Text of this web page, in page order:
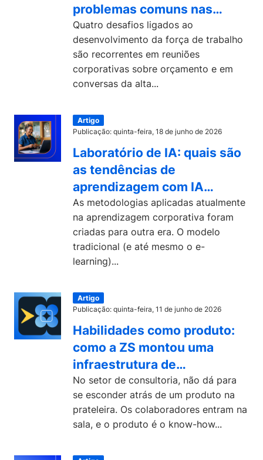
problemas comuns nas
empresas
Quatro desafios ligados ao
desenvolvimento da força de trabalho
são recorrentes em reuniões
corporativas sobre orçamento e em
conversas da alta...
Artigo
Publicação: quinta-feira, 18 de junho de 2026
Laboratório de IA: quais são
as tendências de
aprendizagem com IA
previstas para 2027
As metodologias aplicadas atualmente
na aprendizagem corporativa foram
criadas para outra era. O modelo
tradicional (e até mesmo o e-
learning)...
Artigo
Publicação: quinta-feira, 11 de junho de 2026
Habilidades como produto:
como a ZS montou uma
infraestrutura de
aprendizagem no setor de
consultoria
No setor de consultoria, não dá para
se esconder atrás de um produto na
prateleira. Os colaboradores entram na
sala, e o produto é o know-how...